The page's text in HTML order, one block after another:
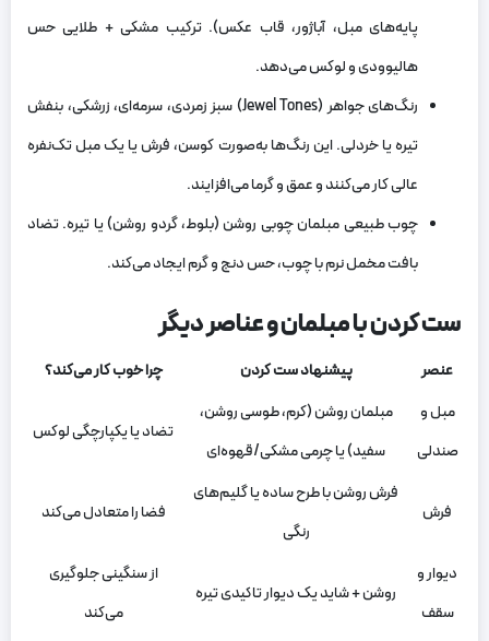
پایه‌های مبل، آباژور، قاب عکس). ترکیب مشکی + طلایی حس
هالیوودی و لوکس می‌دهد.
رنگ‌های جواهر (Jewel Tones) سبز زمردی، سرمه‌ای، زرشکی، بنفش
تیره یا خردلی. این رنگ‌ها به‌صورت کوسن، فرش یا یک مبل تک‌نفره
عالی کار می‌کنند و عمق و گرما می‌افزایند.
چوب طبیعی مبلمان چوبی روشن (بلوط، گردو روشن) یا تیره. تضاد
بافت مخمل نرم با چوب، حس دنج و گرم ایجاد می‌کند.
ست کردن با مبلمان و عناصر دیگر
عنصر پیشنهاد ست کردن
چرا خوب کار می‌کند؟
مبل و
صندلی
مبلمان روشن (کرم، طوسی روشن،
سفید) یا چرمی مشکی/قهوه‌ای
تضاد یا یکپارچگی لوکس
فرش
فرش روشن با طرح ساده یا گلیم‌های
رنگی
فضا را متعادل می‌کند
دیوار و
سقف
روشن + شاید یک دیوار تاکیدی تیره
از سنگینی جلوگیری
می‌کند